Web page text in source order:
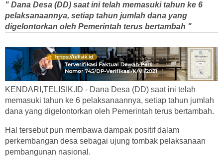
" Dana Desa (DD) saat ini telah memasuki tahun ke 6
pelaksanaannya, setiap tahun jumlah dana yang
digelontorkan oleh Pemerintah terus bertambah "
KENDARI,TELISIK.ID - Dana Desa (DD) saat ini telah
memasuki tahun ke 6 pelaksanaannya, setiap tahun jumlah
dana yang digelontorkan oleh Pemerintah terus bertambah.
Hal tersebut pun membawa dampak positif dalam
perkembangan desa sebagai ujung tombak pelaksanaan
pembangunan nasional.